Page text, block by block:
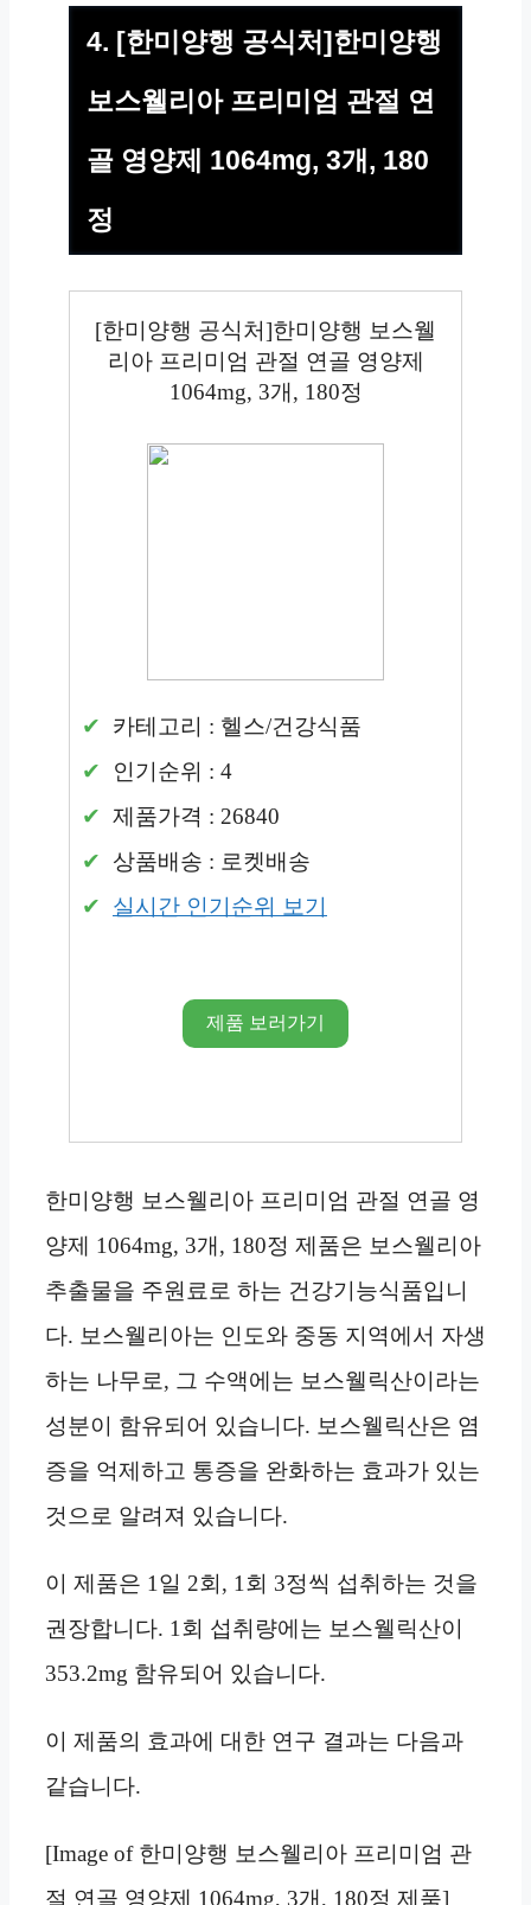
4. [한미양행 공식처]한미양행
보스웰리아 프리미엄 관절 연
골 영양제 1064mg, 3개, 180
정
[한미양행 공식처]한미양행 보스웰
리아 프리미엄 관절 연골 영양제
1064mg, 3개, 180정
카테고리 : 헬스/건강식품
인기순위 : 4
제품가격 : 26840
상품배송 : 로켓배송
실시간 인기순위 보기
제품 보러가기
한미양행 보스웰리아 프리미엄 관절 연골 영
양제 1064mg, 3개, 180정 제품은 보스웰리아
추출물을 주원료로 하는 건강기능식품입니
다. 보스웰리아는 인도와 중동 지역에서 자생
하는 나무로, 그 수액에는 보스웰릭산이라는
성분이 함유되어 있습니다. 보스웰릭산은 염
증을 억제하고 통증을 완화하는 효과가 있는
것으로 알려져 있습니다.
이 제품은 1일 2회, 1회 3정씩 섭취하는 것을
권장합니다. 1회 섭취량에는 보스웰릭산이
353.2mg 함유되어 있습니다.
이 제품의 효과에 대한 연구 결과는 다음과
같습니다.
[Image of 한미양행 보스웰리아 프리미엄 관
절 연골 영양제 1064mg, 3개, 180정 제품]